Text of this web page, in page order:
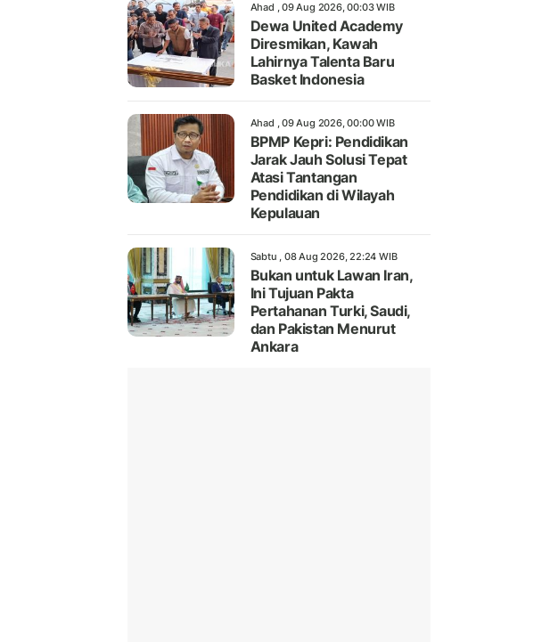
Ahad , 09 Aug 2026, 00:03 WIB
Dewa United Academy
Diresmikan, Kawah
Lahirnya Talenta Baru
Basket Indonesia
Ahad , 09 Aug 2026, 00:00 WIB
BPMP Kepri: Pendidikan
Jarak Jauh Solusi Tepat
Atasi Tantangan
Pendidikan di Wilayah
Kepulauan
Sabtu , 08 Aug 2026, 22:24 WIB
Bukan untuk Lawan Iran,
Ini Tujuan Pakta
Pertahanan Turki, Saudi,
dan Pakistan Menurut
Ankara